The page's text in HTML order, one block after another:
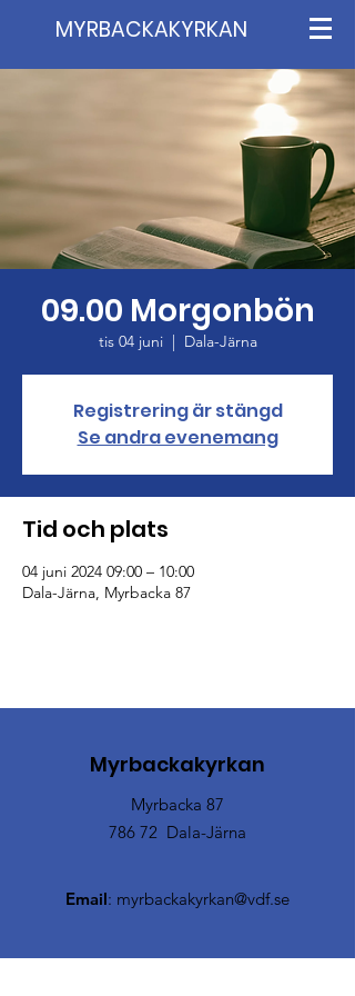
MYRBACKAKYRKAN
09.00 Morgonbön
tis 04 juni
  |
Dala-Järna
Registrering är stängd
Se andra evenemang
Tid och plats
04 juni 2024 09:00 – 10:00
Dala-Järna, Myrbacka 87
Myrbackakyrkan
Myrbacka 87
786 72 Dala-Järna
Email: myrbackakyrkan@vdf.se